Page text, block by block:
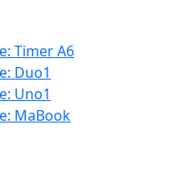
Timer A6
Duo1
Uno1
MaBook